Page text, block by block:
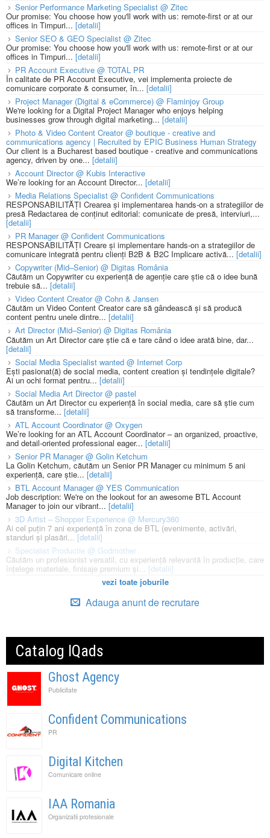
Senior Performance Marketing Specialist @ Zitec
Our promise: You choose how you'll work with us: remote-first or at our
offices in Timpuri... [detalii]
Senior SEO & GEO Specialist @ Zitec
Our promise: You choose how you'll work with us: remote-first or at our
offices in Timpuri... [detalii]
PR Account Executive @ TOTAL PR
În calitate de PR Account Executive, vei implementa proiecte de
comunicare corporate & consumer, în... [detalii]
Project Manager (Digital & eCommerce) @ Flaminjoy Group
We're looking for a Digital Project Manager who enjoys helping
businesses grow through digital marketing... [detalii]
Photo & Video Content Creator @ boutique - creative and
communications agency | Recruited by EPIC Business Human Strategy
Our client is a Bucharest based boutique - creative and communications
agency, driven by one... [detalii]
Account Director @ Kubis Interactive
We’re looking for an Account Director... [detalii]
Media Relations Specialist @ Confident Communications
RESPONSABILITĂȚI Crearea și implementarea hands-on a strategiilor de
presă Redactarea de conținut editorial: comunicate de presă, interviuri,...
[detalii]
PR Manager @ Confident Communications
RESPONSABILITĂȚI Creare și implementare hands-on a strategiilor de
comunicare integrată pentru clienți B2B & B2C Implicare activă... [detalii]
Copywriter (Mid–Senior) @ Digitas România
Căutăm un Copywriter cu experiență de agenție care știe că o idee bună
trebuie să... [detalii]
Video Content Creator @ Cohn & Jansen
Căutăm un Video Content Creator care să gândească și să producă
content pentru unele dintre... [detalii]
Art Director (Mid–Senior) @ Digitas România
Căutăm un Art Director care știe că e tare când o idee arată bine, dar...
[detalii]
Social Media Specialist wanted @ Internet Corp
Ești pasionat(ă) de social media, content creation și tendințele digitale?
Ai un ochi format pentru... [detalii]
Social Media Art Director @ pastel
Căutăm un Art Director cu experiență în social media, care să știe cum
să transforme... [detalii]
ATL Account Coordinator @ Oxygen
We’re looking for an ATL Account Coordinator – an organized, proactive,
and detail-oriented professional eager... [detalii]
Senior PR Manager @ Golin Ketchum
La Golin Ketchum, căutăm un Senior PR Manager cu minimum 5 ani
experiență, care știe... [detalii]
BTL Account Manager @ YES Communication
Job description: We're on the lookout for an awesome BTL Account
Manager to join our vibrant... [detalii]
3D Artist – Shopper Experience @ Mercury360
Ai cel puțin 7 ani experiență în zona de BTL (evenimente, activări,
standuri și plasări...[detalii]
Specialist Productie @ Godmother
Căutăm un profesionist versatil, cu experiență relevantă în producție, care
înțelege materiale, finisaje premium și... [detalii]
vezi toate joburile
Adauga anunt de recrutare
Catalog IQads
Ghost Agency
Publicitate
Confident Communications
PR
Digital Kitchen
Comunicare online
IAA Romania
Organizatii profesionale